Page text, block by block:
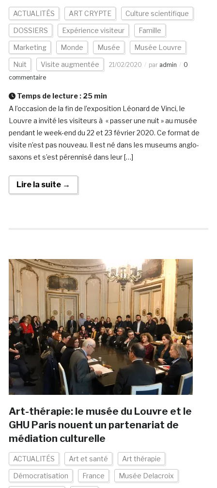
ACTUALITÉS ART CRYPTE Culture scientifique
DOSSIERS Expérience visiteur Famille
Marketing Monde Musée Musée Louvre
Nuit Visite augmentée 21/02/2020 par admin
0
commentaire
Temps de lecture : 25 min
A l’occasion de la fin de l’exposition Léonard de Vinci, le
Louvre a invité les visiteurs à « passer une nuit » au musée
pendant le week-end du 22 et 23 février 2020. Ce format de
visite n’est pas nouveau. Il est né dans les museums anglo-
saxons et s’est pérennisé dans leur […]
Lire la suite →
Art-thérapie: le musée du Louvre et le
GHU Paris nouent un partenariat de
médiation culturelle
ACTUALITÉS Art et santé Art thérapie
Démocratisation France Musée Delacroix